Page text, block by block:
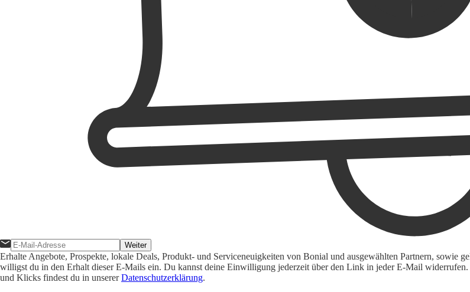
Weiter
Erhalte Angebote, Prospekte, lokale Deals, Produkt- und Serviceneuigkeiten von Bonial und ausgewählten Partnern,
willigst du in den Erhalt dieser E-Mails ein. Du kannst deine Einwilligung jederzeit über den Link in jeder E-Mail
und Klicks findest du in unsererDatenschutzerklärung.